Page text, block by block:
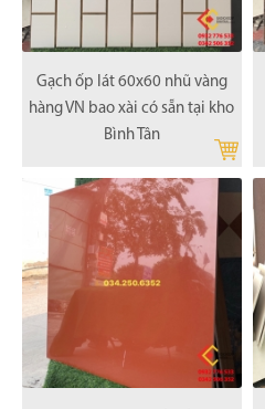
Gạch ốp lát 60x60 nhũ vàng
hàng VN bao xài có sẵn tại kho
Bình Tân